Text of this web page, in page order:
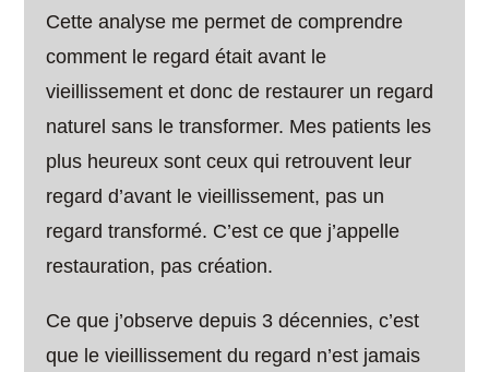
Cette analyse me permet de comprendre
comment le regard était avant le
vieillissement et donc de restaurer un regard
naturel sans le transformer. Mes patients les
plus heureux sont ceux qui retrouvent leur
regard d’avant le vieillissement, pas un
regard transformé. C’est ce que j’appelle
restauration, pas création.
Ce que j’observe depuis 3 décennies, c’est
que le vieillissement du regard n’est jamais